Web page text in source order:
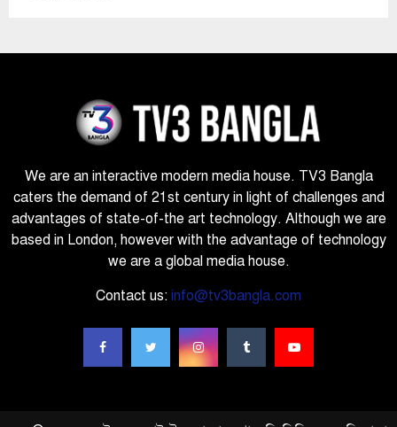
We are an interactive modern media house. TV3 Bangla
caters the demand of 21st century in light of challenges and
advantages of state-of-the art technology. Although we are
based in London, however with the advantage of technology
we are a global media house.
Contact us: info@tv3bangla.com